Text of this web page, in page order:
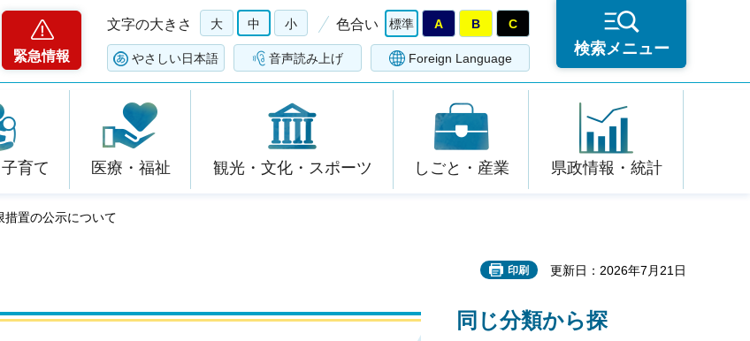
緊急情報
文字の大きさ 大 中 小 色合い 標準 A B C
やさしい日本語 音声読み上げ Foreign Language
検索メニュー
育て 医療・福祉 観光・文化・スポーツ しごと・産業 県政情報・統計
措置の公示について
印刷 更新日：2026年7月21日
同じ分類から探